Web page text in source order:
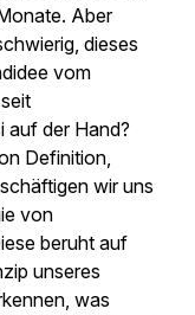
Aber
dieses
vom
auf der Hand?
Definition,
wir uns
von
beruht auf
unseres
was